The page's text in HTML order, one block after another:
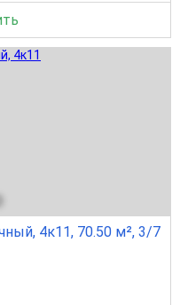
4к11, 70.50 м², 3/7